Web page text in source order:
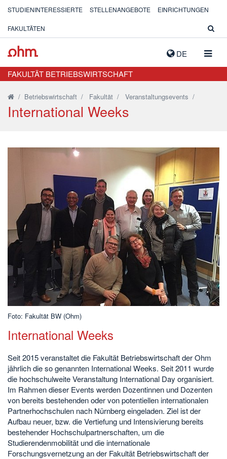
DE
STUDIENINTERESSIERTE STELLENANGEBOTE EINRICHTUNGEN
FAKULTÄTEN
FAKULTÄT BETRIEBSWIRTSCHAFT
/ Betriebswirtschaft / Fakultät / Veranstaltungsevents /
International Weeks
Foto: Fakultät BW (Ohm)
International Weeks
Seit 2015 veranstaltet die Fakultät Betriebswirtschaft der Ohm
jährlich die so genannten International Weeks. Seit 2011 wurde
die hochschulweite Veranstaltung International Day organisiert.
Im Rahmen dieser Events werden Dozentinnen und Dozenten
von bereits bestehenden oder von potentiellen internationalen
Partnerhochschulen nach Nürnberg eingeladen. Ziel ist der
Aufbau neuer, bzw. die Vertiefung und Intensivierung bereits
bestehender Hochschulpartnerschaften, um die
Studierendenmobilität und die internationale
Forschungsvernetzung an der Fakultät Betriebswirtschaft der